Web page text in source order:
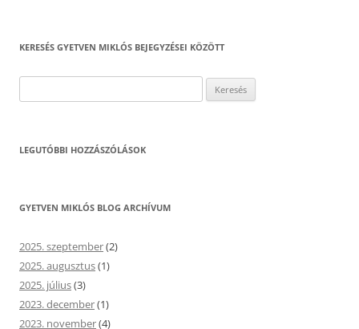
KERESÉS GYETVEN MIKLÓS BEJEGYZÉSEI KÖZÖTT
LEGUTÓBBI HOZZÁSZÓLÁSOK
GYETVEN MIKLÓS BLOG ARCHÍVUM
2025. szeptember(2)
2025. augusztus(1)
2025. július(3)
2023. december(1)
2023. november(4)